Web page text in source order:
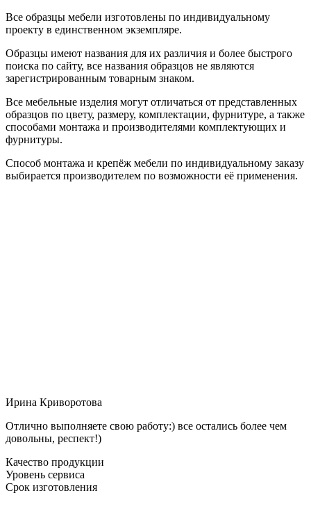
Все образцы мебели изготовлены по индивидуальному
проекту в единственном экземпляре.
Образцы имеют названия для их различия и более быстрого
поиска по сайту, все названия образцов не являются
зарегистрированным товарным знаком.
Все мебельные изделия могут отличаться от представленных
образцов по цвету, размеру, комплектации, фурнитуре, а также
способами монтажа и производителями комплектующих и
фурнитуры.
Способ монтажа и крепёж мебели по индивидуальному заказу
выбирается производителем по возможности её применения.
Ирина Криворотова
Отлично выполняете свою работу:) все остались более чем
довольны, респект!)
Качество продукции
Уровень сервиса
Срок изготовления